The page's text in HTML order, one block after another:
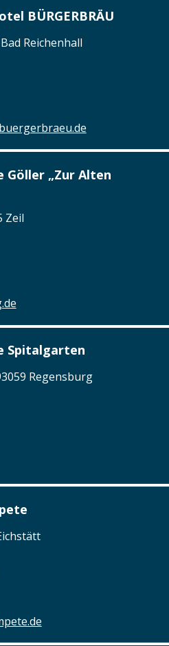
BÜRGERBRÄU
Reichenhall
„Zur Alten
Zeil
Spitalgarten
Regensburg